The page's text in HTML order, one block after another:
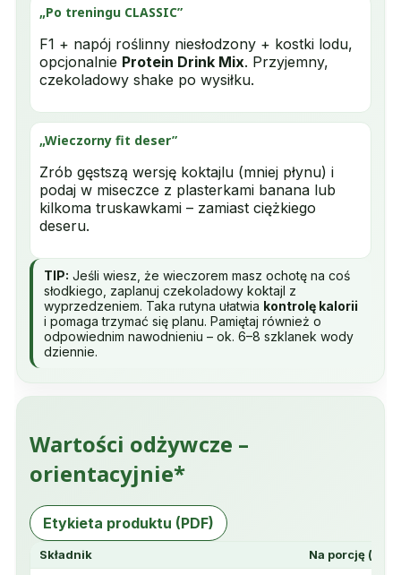
„Po treningu CLASSIC”
F1 + napój roślinny niesłodzony + kostki lodu,
opcjonalnie Protein Drink Mix. Przyjemny,
czekoladowy shake po wysiłku.
„Wieczorny fit deser”
Zrób gęstszą wersję koktajlu (mniej płynu) i
podaj w miseczce z plasterkami banana lub
kilkoma truskawkami – zamiast ciężkiego
deseru.
TIP: Jeśli wiesz, że wieczorem masz ochotę na coś
słodkiego, zaplanuj czekoladowy koktajl z
wyprzedzeniem. Taka rutyna ułatwia kontrolę kalorii
i pomaga trzymać się planu. Pamiętaj również o
odpowiednim nawodnieniu – ok. 6–8 szklanek wody
dziennie.
Wartości odżywcze –
orientacyjnie*
Etykieta produktu (PDF)
Składnik Na porcję (z